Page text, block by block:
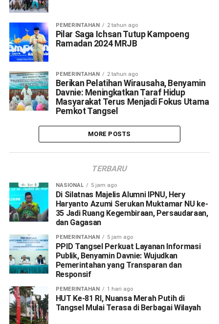
PEMERINTAHAN 2 tahun ago
Pilar Saga Ichsan Tutup Kampoeng
Ramadan 2024 MRJB
PEMERINTAHAN 2 tahun ago
Berikan Pelatihan Wirausaha, Benyamin
Davnie: Meningkatkan Taraf Hidup
Masyarakat Terus Menjadi Fokus Utama
Pemkot Tangsel
MORE POSTS
TERBARU
NASIONAL 5 jam ago
Di Silatnas Majelis Alumni IPNU, Hery
Haryanto Azumi Serukan Muktamar NU ke-
35 Jadi Ruang Kegembiraan, Persaudaraan,
dan Gagasan
PEMERINTAHAN 5 jam ago
PPID Tangsel Perkuat Layanan Informasi
Publik, Benyamin Davnie: Wujudkan
Pemerintahan yang Transparan dan
Responsif
PEMERINTAHAN 1 hari ago
HUT Ke-81 RI, Nuansa Merah Putih di
Tangsel Mulai Terasa di Berbagai Wilayah